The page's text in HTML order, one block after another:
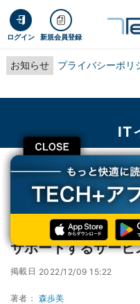
ログイン 新規会員登録
お知らせ プライバシーポリ
IT
TECH+ 企業IT
ITインフラ
日立×滋賀銀行、中堅・中小企業
日立×滋賀銀行、
サポートするサービ
掲載日 2022/12/09 15:22
著者： 森歩美